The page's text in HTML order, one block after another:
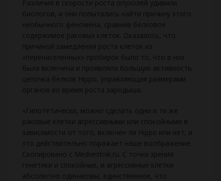
Различия в скорости роста опухолей удивили
биологов, и они попытались найти причину этого
необычного феномена, сравнив белковое
содержимое раковых клеток. Оказалось, что
причиной замедления роста клеток из
«перенаселенных» пробирок было то, что в них
была включена и проявляла большую активность
цепочка белков Hippo, управляющая размерами
органов во время роста зародыша.
«Гипотетически, можно сделать одни и те же
раковые клетки агрессивными или спокойными в
зависимости от того, включен ли Hippo или нет, и
это действительно поражает наше воображение.
Скопировано с Medvestnik.ru. С точки зрения
генетики и спокойные, и агрессивные клетки
абсолютно одинаковы, единственное, что